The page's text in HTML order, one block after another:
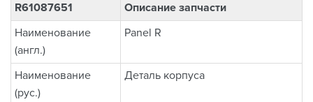
R61087651
Описание запчасти
Наименование
(англ.)
Panel R
Наименование
(рус.)
Деталь корпуса